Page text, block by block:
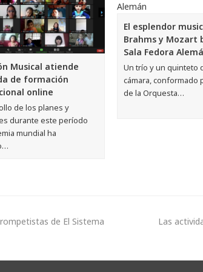
Musical atiende
de formación
online
de los planes y
durante este período
mundial ha
El esplendor
Brahms y Mozart
Sala Fedora
Un trío y un quinteto
cámara, conformado
de la Orquesta…
de El Sistema
Las